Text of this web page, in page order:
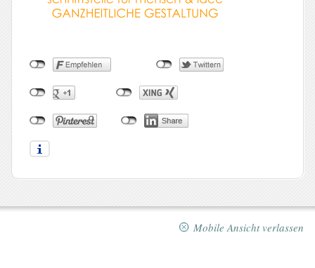
Mobile Ansicht verlassen